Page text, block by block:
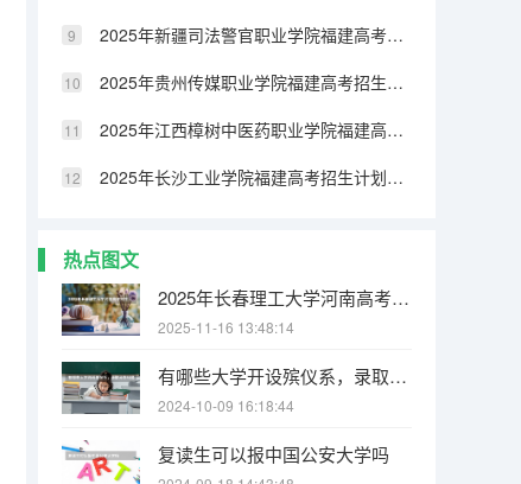
2025年新疆司法警官职业学院福建高考招生计划人数汇总（2026参考）
2025年贵州传媒职业学院福建高考招生计划人数汇总（2026参考）
2025年江西樟树中医药职业学院福建高考招生计划人数汇总（2026参考）
2025年长沙工业学院福建高考招生计划人数汇总（2026参考）
热点图文
2025年长春理工大学河南高考招生计划（2026参考）
2025-11-16 13:48:14
有哪些大学开设殡仪系，录取分数线是多少
2024-10-09 16:18:44
复读生可以报中国公安大学吗